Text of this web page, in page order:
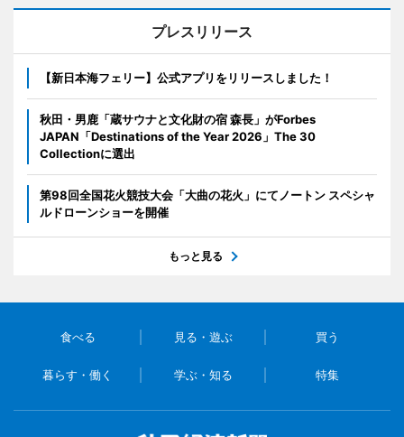
プレスリリース
【新日本海フェリー】公式アプリをリリースしました！
秋田・男鹿「蔵サウナと文化財の宿 森長」がForbes
JAPAN「Destinations of the Year 2026」The 30
Collectionに選出
第98回全国花火競技大会「大曲の花火」にてノートン スペシャ
ルドローンショーを開催
もっと見る
食べる 見る・遊ぶ 買う
暮らす・働く 学ぶ・知る 特集